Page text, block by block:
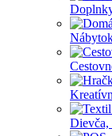
Dievča,